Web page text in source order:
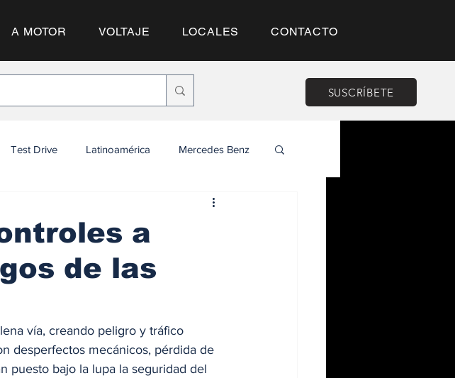
A MOTOR VOLTAJE LOCALES CONTACTO
SUSCRÍBETE
Test Drive Latinoamérica Mercedes Benz
a
de las
vía, creando peligro y tráfico
desperfectos mecánicos, pérdida de
puesto bajo la lupa la seguridad del